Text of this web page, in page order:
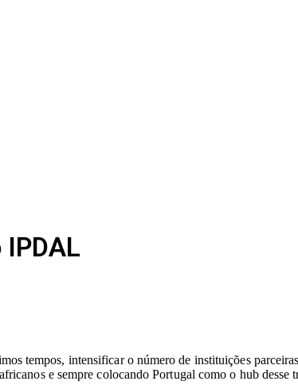
tempos, intensificar o número de instituições
e sempre colocando Portugal como o hubdesse